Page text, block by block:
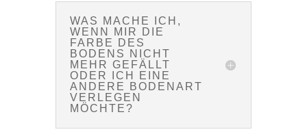
WAS MACHE ICH,
WENN MIR DIE
FARBE DES
BODENS NICHT
MEHR GEFÄLLT
ODER ICH EINE
ANDERE BODENART
VERLEGEN
MÖCHTE?